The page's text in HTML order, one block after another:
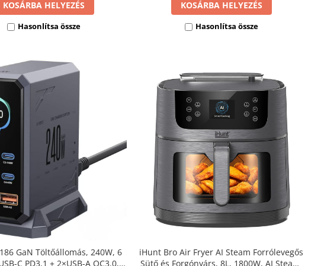
KOSÁRBA HELYEZÉS
Hasonlítsa össze
KOSÁRBA HELYEZÉS
Hasonlítsa össze
GaN Töltőállomás, 240W, 6
C PD3.1 + 2×USB-A QC3.0,
iHunt Bro Air Fryer AI Steam Forrólevegős
Sütő és Forgónyárs, 8L, 1800W, AI Steam,